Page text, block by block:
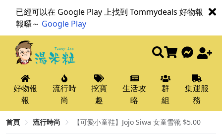
已經可以在 Google Play 上找到 Tommydeals 好物報
報囉～ Google Play
好物報
報
流行時
尚
挖寶
趣
生活攻
略
群
組
集運服
務
首頁 流行時尚 【可愛小童鞋】Jojo Siwa 女童雪靴 $5.00